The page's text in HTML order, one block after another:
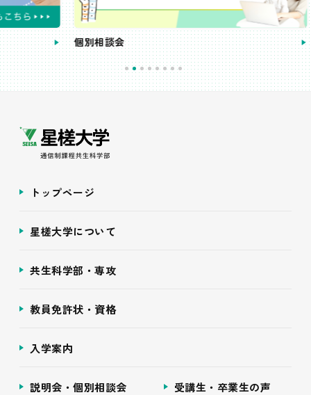
個別相談会 受講
トップページ
星槎大学について
共生科学部・専攻
教員免許状・資格
入学案内
説明会・個別相談会 受講生・卒業生の声